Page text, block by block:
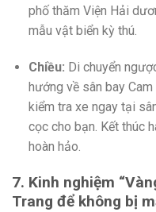
phố thăm Viện Hải
mẫu vật biển kỳ thú.
Chiều: Di chuyển
hướng về sân bay
kiểm tra xe ngay tại
cọc cho bạn. Kết thúc
hoàn hảo.
7. Kinh nghiệm
Trang để không bị